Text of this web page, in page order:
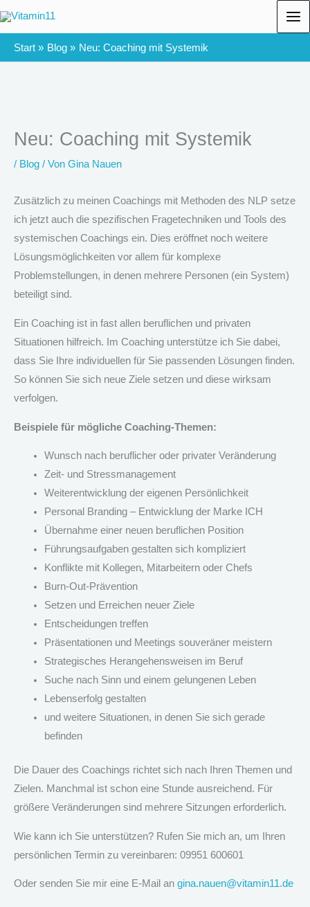
springen
Start Blog Neu: Coaching mit Systemik
Neu: Coaching mit Systemik
/ Blog / Von Gina Nauen
Zusätzlich zu meinen Coachings mit Methoden des NLP setze
ich jetzt auch die spezifischen Fragetechniken und Tools des
systemischen Coachings ein. Dies eröffnet noch weitere
Lösungsmöglichkeiten vor allem für komplexe
Problemstellungen, in denen mehrere Personen (ein System)
beteiligt sind.
Ein Coaching ist in fast allen beruflichen und privaten
Situationen hilfreich. Im Coaching unterstütze ich Sie dabei,
dass Sie Ihre individuellen für Sie passenden Lösungen finden.
So können Sie sich neue Ziele setzen und diese wirksam
verfolgen.
Beispiele für mögliche Coaching-Themen:
Wunsch nach beruflicher oder privater Veränderung
Zeit- und Stressmanagement
Weiterentwicklung der eigenen Persönlichkeit
Personal Branding – Entwicklung der Marke ICH
Übernahme einer neuen beruflichen Position
Führungsaufgaben gestalten sich kompliziert
Konflikte mit Kollegen, Mitarbeitern oder Chefs
Burn-Out-Prävention
Setzen und Erreichen neuer Ziele
Entscheidungen treffen
Präsentationen und Meetings souveräner meistern
Strategisches Herangehensweisen im Beruf
Suche nach Sinn und einem gelungenen Leben
Lebenserfolg gestalten
und weitere Situationen, in denen Sie sich gerade
befinden
Die Dauer des Coachings richtet sich nach Ihren Themen und
Zielen. Manchmal ist schon eine Stunde ausreichend. Für
größere Veränderungen sind mehrere Sitzungen erforderlich.
Wie kann ich Sie unterstützen? Rufen Sie mich an, um Ihren
persönlichen Termin zu vereinbaren: 09951 600601
Oder senden Sie mir eine E-Mail an gina.nauen@vitamin11.de